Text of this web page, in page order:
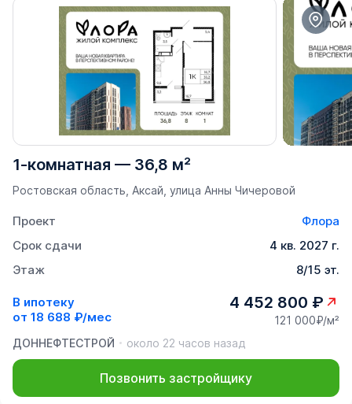
1-комнатная — 36,8 м²
Ростовская область, Аксай, улица Анны Чичеровой
Проект
Флора
Срок сдачи
4 кв. 2027 г.
Этаж
8/15 эт.
В ипотеку
от 18 688 ₽/мес
4 452 800 ₽
121 000₽/м²
ДОННЕФТЕСТРОЙ
около 22 часов назад
Позвонить застройщику